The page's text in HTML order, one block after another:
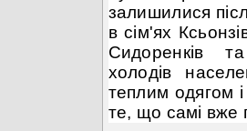
залишилися
в сім'ях
Сидоренків
холодів
теплим одягом
те, що самі вже